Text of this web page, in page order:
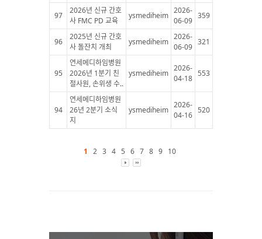
97
2026년 신규 간호
사 FMC PD 교육
ysmediheim
2026-
06-09
359
96
2025년 신규 간호
사 돌잔치 개최
ysmediheim
2026-
06-09
321
95
연세메디하임병원
2026년 1분기 친
절사원, 손위생 수..
ysmediheim
2026-
04-18
553
94
연세메디하임병원
26년 2분기 소식
지
ysmediheim
2026-
04-16
520
1 2 3 4 5 6 7 8 9 10